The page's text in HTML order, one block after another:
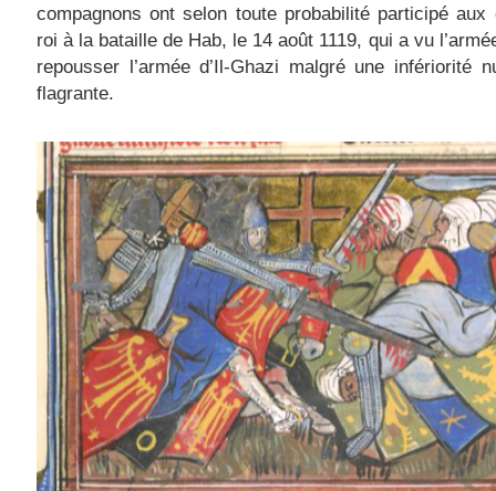
compagnons ont selon toute probabilité participé aux
roi à la bataille de Hab, le 14 août 1119, qui a vu
repousser l’armée d’Il-Ghazi malgré une infériorité
flagrante.